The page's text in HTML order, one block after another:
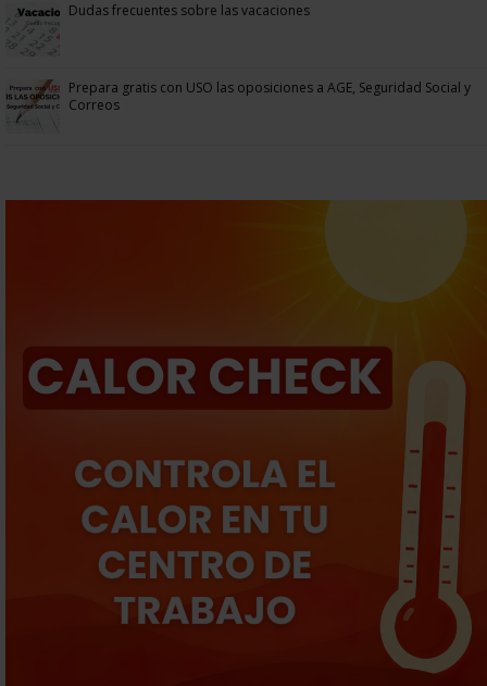
Dudas frecuentes sobre las vacaciones
Prepara gratis con USO las oposiciones a AGE, Seguridad Social y
Correos